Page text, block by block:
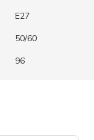
E27
50/60
96